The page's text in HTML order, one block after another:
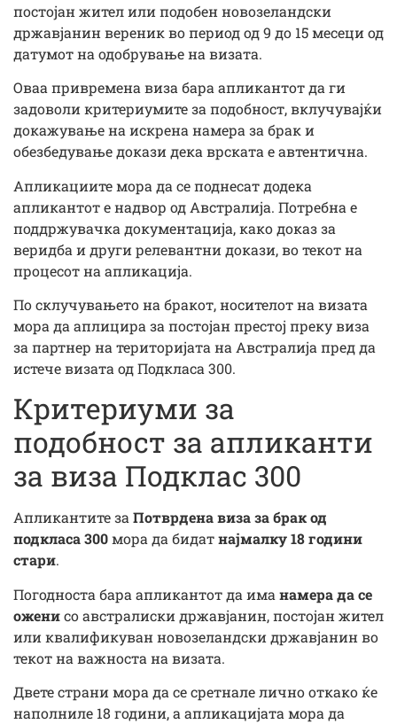
постојан жител или подобен новозеландски
државјанин вереник во период од 9 до 15 месеци од
датумот на одобрување на визата.
Оваа привремена виза бара апликантот да ги
задоволи критериумите за подобност, вклучувајќи
докажување на искрена намера за брак и
обезбедување докази дека врската е автентична.
Апликациите мора да се поднесат додека
апликантот е надвор од Австралија. Потребна е
поддржувачка документација, како доказ за
веридба и други релевантни докази, во текот на
процесот на апликација.
По склучувањето на бракот, носителот на визата
мора да аплицира за постојан престој преку виза
за партнер на територијата на Австралија пред да
истече визата од Подкласа 300.
Критериуми за
подобност за апликанти
за виза Подклас 300
Апликантите заПотврдена виза за брак од
подкласа 300мора да бидатнајмалку 18 години
стари.
Погодноста бара апликантот да има намера да се
оженисо австралиски државјанин, постојан жител
или квалификуван новозеландски државјанин во
текот на важноста на визата.
Двете страни мора да се сретнале лично откако ќе
наполниле 18 години, а апликацијата мора да